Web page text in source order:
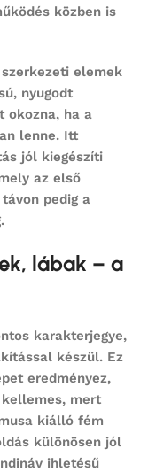
közben is
elemek
nyugodt
okozna, ha a
lenne. Itt
jól kiegészíti
az első
pedig a
lábak – a
karakterjegye,
készül. Ez
eredményez,
mert
kiálló fém
különösen jól
ihletésű